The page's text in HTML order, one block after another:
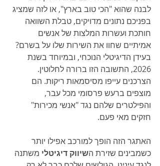
לבנה שהוא "הכי טוב בארץ", או לזה שמציג
בפניכם נתונים מדויקים, טבלת השוואה
חותכת ועשרות המלצות של אנשים
אמיתיים שחוו את השירות שלו על בשרם?
בעידן הדיגיטלי הנוכחי, ובמיוחד בשנת
2026, התשובה הזו ברורה לחלוטין.
הצרכנים עייפו מסיסמאות ריקות. הם
מוצפים ברעש פרסומי מכל עבר,
והפילטרים שלהם נגד "אנשי מכירות"
חזקים מאי פעם.
האתגר הזה הופך למורכב אפילו יותר
כשמבינים שזירת השיווק דיגיטלי משתנה